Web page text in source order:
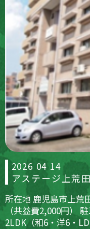
2026 04 14
アステージ上荒
所在地 鹿児島市上荒
（共益費2,000円）
2LDK（和6・洋6・